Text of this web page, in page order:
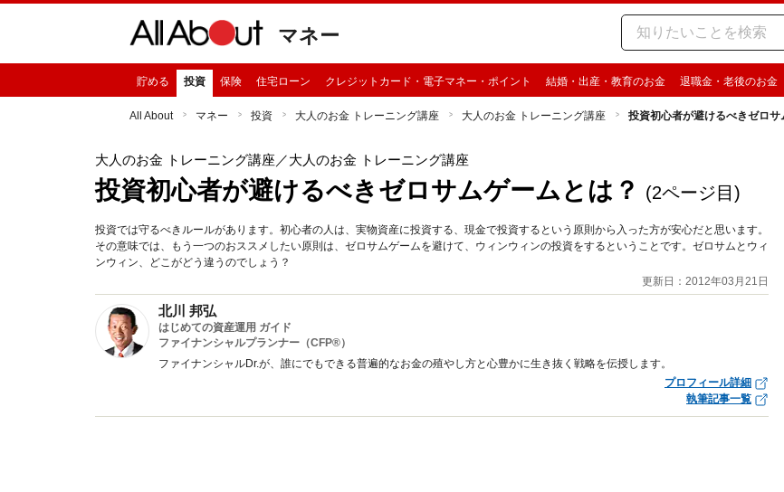
マネー
貯める 投資 保険 住宅ローン クレジットカード・電子マネー・ポイント 結婚・出産・教育のお金 退職金・老後のお金
All About マネー 投資 大人のお金 トレーニング講座 大人のお金 トレーニング講座 投資初心者が避けるべきゼロサ
大人のお金 トレーニング講座 ／大人のお金 トレーニング講座
投資初心者が避けるべきゼロサムゲームとは？ (2ページ目)
投資では守るべきルールがあります。初心者の人は、実物資産に投資する、現金で投資するという原則から入った方が安心だと思います。
その意味では、もう一つのおススメしたい原則は、ゼロサムゲームを避けて、ウィンウィンの投資をするということです。ゼロサムとウィ
ンウィン、どこがどう違うのでしょう？
更新日：2012年03月21日
北川 邦弘
はじめての資産運用 ガイド
ファイナンシャルプランナー（CFP®）
ファイナンシャルDr.が、誰にでもできる普遍的なお金の殖やし方と心豊かに生き抜く戦略を伝授します。
プロフィール詳細
執筆記事一覧